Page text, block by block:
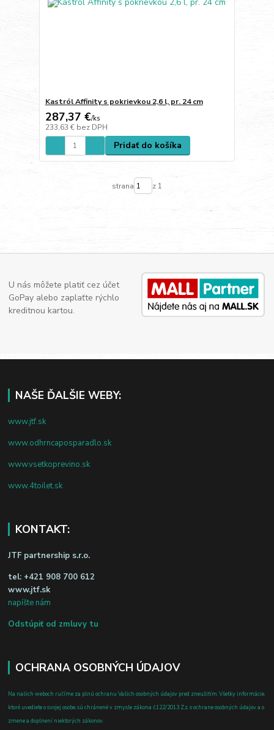
Kastról Affinity s pokrievkou 2,6 l, pr. 24 cm
287,37 €/ks
233,63 € bez DPH
Pridať do košíka
strana z 1
U nás môžete platiť cez účet
GoPay alebo zaplaťte rýchlo
kreditnou kartou.
NAŠE ĎALŠIE WEBY:
www.jtf.sk
www.odhrncaposparadlo.sk
www.vsetkoprevino.sk
www.4toilet.sk
KONTAKT:
JTF partnership s.r.o.
tel: +421 908 700 612
www.jtf.sk
napíšte nám
Odstúpiť od zmluvy tu
OCHRANA OSOBNÝCH ÚDAJOV
Na našich weboch ručíme za plnú ochranu Vašich osobných údajov pred zneužitím. Všetky informácie,
ktoré uvediete o svojej osobe, sú chránené v zmysle zákona č.122/2013 Z.z. o ochrane osobných údajov a o
zmene a doplnení niektorých zákonov.